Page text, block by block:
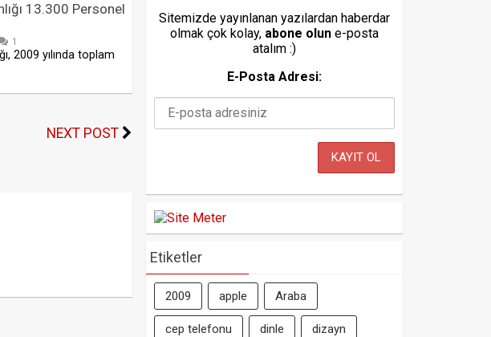
13.300 Personel
1
2009 yılında toplam
NEXT POST
Sitemizde yayınlanan yazılardan haberdar
olmak çok kolay, abone olun e-posta
atalım :)
E-Posta Adresi:
Etiketler
2009 apple Araba
cep telefonu dinle dizayn